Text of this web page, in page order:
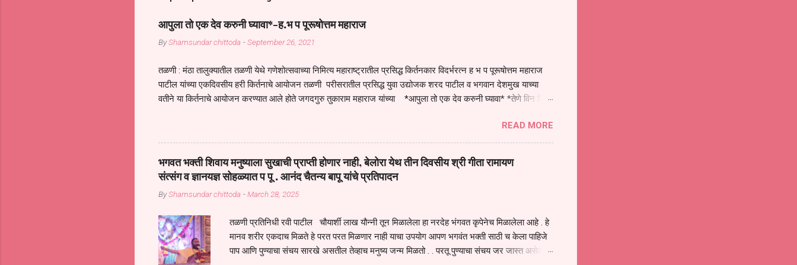
आपुला तो एक देव करुनी घ्यावा*-ह.भ प पूरूषोत्तम महाराज
ByShamsundar chittoda -September 26, 2021
तळणी : मंठा तालुक्यातील तळणी येथे गणेशोत्सवाच्या निमित्य महाराष्ट्रातील प्रसिद्ध किर्तनकार विदर्भरत्न ह भ प पूरूषोत्तम महाराज
पाटील यांच्या एकदिवसीय हरी किर्तनाचे आयोजन तळणी परीसरातील प्रसिद्ध युवा उद्योजक शरद पाटील व भगवान देशमुख याच्या
वतीने या किर्तनाचे आयोजन करण्यात आले होते जगदगुरु तुकाराम महाराज यांच्या *आपुला तो एक देव करुनी घ्यावा* *तेणे विन जिवा
जातीच्या परीक्षेचा काळ आहे धर्ममंडपात बसलेली लोक ही खरच भाग्यवान आहेत कोरोना सारख्या महामारीत आपंण जिवंत आहोत या
महामारीतून जर आपल्याला वाचायचे असेल तर धार्मीक विचाराचा आधार आपल्याला घ्यावाच लागेल महामारीच्या काळात वारकरी
सप्रदायच खूप मोठा आधार आहे सध्य स्थितीत मानव जातीची मानसीक अवस्था सक्षम असणे गरजेचे आहे कोरोना ने मानवी जीवनातील
गरजा कीती कमी आहेत यांची जाणीव आपल्या सगळ्याना करून दीली आहे मनुष्याच्या आयुष्यातील नामसाधना ही त्याच्यासाठी खूप मोठा
आधार असते परतू आज काल तीच साधना करण्याचा आळस आ...
READ MORE
भगवत भक्ती शिवाय मनुष्याला सुखाची प्राप्ती होणार नाही, बेलोरा येथ तीन दिवसीय श्री गीता रामायण
संत्संग व ज्ञानयज्ञ सोहळ्यात प पू . आनंद चैतन्य बापू यांचे प्रतिपादन
ByShamsundar chittoda -March 28, 2025
तळणी प्रतिनिधी रवी पाटील चौयार्शी लाख यौन्नी तून मिळालेला हा नरदेह भंगवत कृपेनेच मिळालेला आहे . हे
मानव शरीर एकदाच मिळते हे परत परत मिळणार नाही याचा उपयोग आपण भगवंत भक्ती साठी च केला पाहिजे
पाप आणि पुण्याचा संचय सारखे असतील तेव्हाच मनुष्य जन्म मिळतो . . परतू पुण्याचा संचय जर जास्त असेल